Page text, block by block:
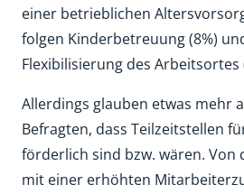
einer betrieblichen
folgen Kinderbetreuung (8%)
Flexibilisierung des Arbeitsortes
Allerdings glauben etwas mehr
Befragten, dass Teilzeitstellen
förderlich sind bzw. wären. Von
mit einer erhöhten